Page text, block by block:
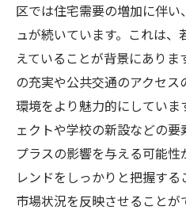
時代のニーズを踏
地域密着型の調査
賢い不動産査定のため
注意点
一般的な査定ミス
情報不足がもたら
感情的判断を避け
査定業者選びで失
区では住宅需要の増加に伴
ュが続いています。これは
えていることが背景にあり
の充実や公共交通のアクセ
環境をより魅力的にしてい
ェクトや学校の新設などの
プラスの影響を与える可能
レンドをしっかりと把握す
市場状況を反映させること